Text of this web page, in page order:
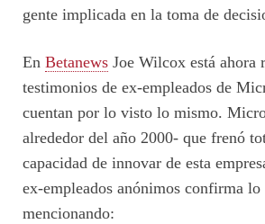
gente implicada en la toma de
En Betanews Joe Wilcox está ahora
testimonios de ex-empleados de
cuentan por lo visto lo mismo.
alrededor del año 2000- que frenó
capacidad de innovar de esta
ex-empleados anónimos confirma lo
mencionando: